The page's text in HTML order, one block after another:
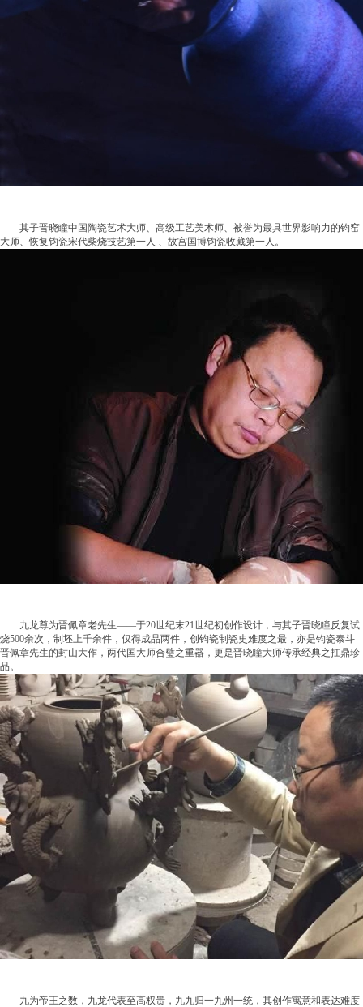
其子晋晓瞳中国陶瓷艺术大师、高级工艺美术师、被誉为最具世界影响力的钧窑
大师、恢复钧瓷宋代柴烧技艺第一人 、故宫国博钧瓷收藏第一人。
九龙尊为晋佩章老先生——于20世纪末21世纪初创作设计，与其子晋晓瞳反复试
烧500余次，制坯上千余件，仅得成品两件，创钧瓷制瓷史难度之最，亦是钧瓷泰斗
晋佩章先生的封山大作，两代国大师合璧之重器，更是晋晓瞳大师传承经典之扛鼎珍
品。
九为帝王之数，九龙代表至高权贵，九九归一九州一统，其创作寓意和表达难度